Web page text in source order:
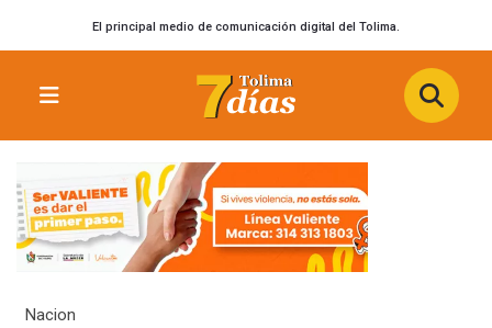
El principal medio de comunicación digital del Tolima.
Nacion